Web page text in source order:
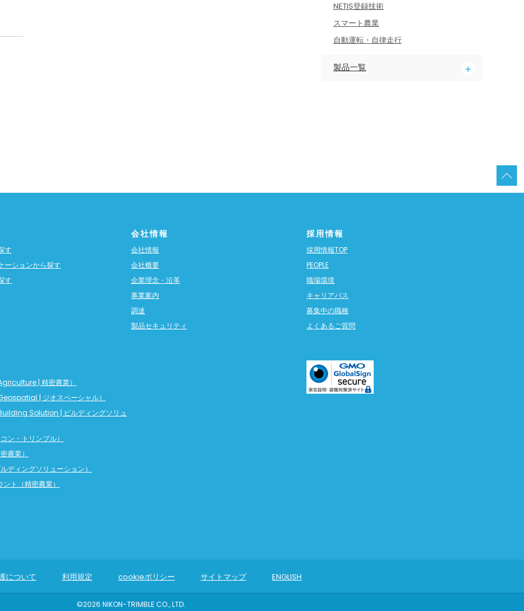
NETIS登録技術
スマート農業
自動運転・自律走行
製品一覧
す
ーションから探す
す
会社情報
会社情報
会社概要
企業理念・沿革
事業案内
調達
製品セキュリティ
採用情報
採用情報TOP
PEOPLE
職場環境
キャリアパス
募集中の職種
よくあるご質問
| 精密農業）
| ジオスペーシャル）
Solution | ビルディングソリュ
ン・トリンブル）
農業）
ディングソリューション）
ント（精密農業）
について 利用規定 cookieポリシー サイトマップ ENGLISH
©2026 NIKON-TRIMBLE CO., LTD.